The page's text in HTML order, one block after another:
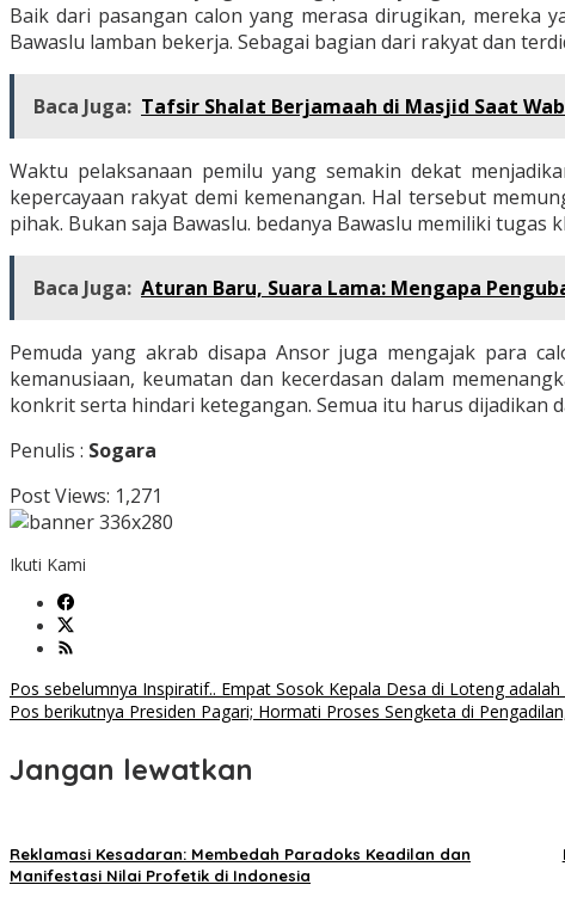
Baik dari pasangan calon yang merasa dirugikan, mereka
Bawaslu lamban bekerja. Sebagai bagian dari rakyat dan
Baca Juga: Tafsir Shalat Berjamaah di Masjid Saat
Waktu pelaksanaan pemilu yang semakin dekat
kepercayaan rakyat demi kemenangan. Hal tersebut
pihak. Bukan saja Bawaslu. bedanya Bawaslu memiliki
Baca Juga: Aturan Baru, Suara Lama: Mengapa
Pemuda yang akrab disapa Ansor juga mengajak para
kemanusiaan, keumatan dan kecerdasan dalam
konkrit serta hindari ketegangan. Semua itu harus dijadikan
Penulis : Sogara
Post Views: 1,271
Ikuti Kami
Navigasi
Pos sebelumnya Inspiratif.. Empat Sosok Kepala Desa di Loteng
Pos berikutnya Presiden Pagari; Hormati Proses Sengketa di
Jangan lewatkan
Reklamasi Kesadaran: Membedah Paradoks Keadilan dan
Manifestasi Nilai Profetik di Indonesia